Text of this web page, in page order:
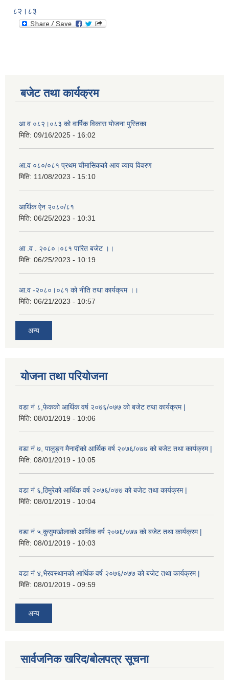
८२।८३
बजेट तथा कार्यक्रम
आ.व ०८२।०८३ को वार्षिक विकास योजना पुस्तिका
मिति: 09/16/2025 - 16:02
आ.व ०८०/०८१ प्रथम चौमासिकको आय व्याय विवरण
मिति: 11/08/2023 - 15:10
आर्थिक ऐन २०८०/८१
मिति: 06/25/2023 - 10:31
आ .व . २०८०।०८१ पारित बजेट ।।
मिति: 06/25/2023 - 10:19
आ.व -२०८०।०८१ को नीति तथा कार्यक्रम ।।
मिति: 06/21/2023 - 10:57
अन्य
योजना तथा परियोजना
वडा नं ८,फेकको आर्थिक वर्ष २०७६/०७७ को बजेट तथा कार्यक्रम |
मिति: 08/01/2019 - 10:06
वडा नं ७, पालुङ्ग मैनादीको आर्थिक वर्ष २०७६/०७७ को बजेट तथा कार्यक्रम |
मिति: 08/01/2019 - 10:05
वडा नं ६,ठिमुरेको आर्थिक वर्ष २०७६/०७७ को बजेट तथा कार्यक्रम |
मिति: 08/01/2019 - 10:04
वडा नं ५,कुसुमखोलाको आर्थिक वर्ष २०७६/०७७ को बजेट तथा कार्यक्रम |
मिति: 08/01/2019 - 10:03
वडा नं ४,भैरवस्थानको आर्थिक वर्ष २०७६/०७७ को बजेट तथा कार्यक्रम |
मिति: 08/01/2019 - 09:59
अन्य
सार्वजनिक खरिद/बोलपत्र सूचना